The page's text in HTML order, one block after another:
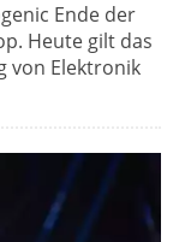
Ende der
Heute gilt das
von Elektronik